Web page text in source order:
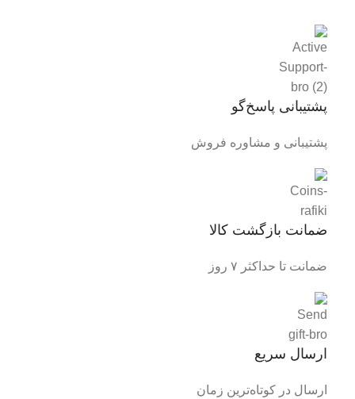
ارسال سریع
ارسال در کوتاه‌ترین زمان
ضمانت بازگشت کالا
ضمانت تا حداکثر ۷ روز
پشتیبانی پاسخ‌گو
پشتیبانی و مشاوره فروش